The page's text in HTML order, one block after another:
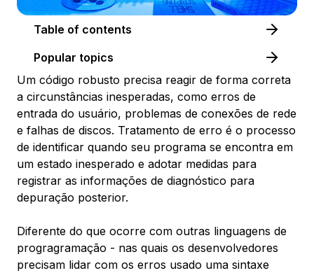
Table of contents
Popular topics
Um código robusto precisa reagir de forma correta
a circunstâncias inesperadas, como erros de
entrada do usuário, problemas de conexões de rede
e falhas de discos. Tratamento de erro é o processo
de identificar quando seu programa se encontra em
um estado inesperado e adotar medidas para
registrar as informações de diagnóstico para
depuração posterior.
Diferente do que ocorre com outras linguagens de
progragramação - nas quais os desenvolvedores
precisam lidar com os erros usado uma sintaxe